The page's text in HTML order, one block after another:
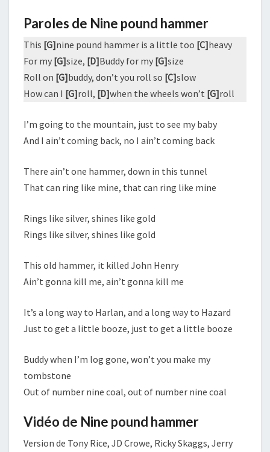
Paroles de Nine pound hammer
This [G]nine pound hammer is a little too [C]heavy
For my [G]size, [D]Buddy for my [G]size
Roll on [G]buddy, don’t you roll so [C]slow
How can I [G]roll, [D]when the wheels won’t [G]roll
I’m going to the mountain, just to see my baby
And I ain’t coming back, no I ain’t coming back
There ain’t one hammer, down in this tunnel
That can ring like mine, that can ring like mine
Rings like silver, shines like gold
Rings like silver, shines like gold
This old hammer, it killed John Henry
Ain’t gonna kill me, ain’t gonna kill me
It’s a long way to Harlan, and a long way to Hazard
Just to get a little booze, just to get a little booze
Buddy when I’m log gone, won’t you make my
tombstone
Out of number nine coal, out of number nine coal
Vidéo de Nine pound hammer
Version de Tony Rice, JD Crowe, Ricky Skaggs, Jerry